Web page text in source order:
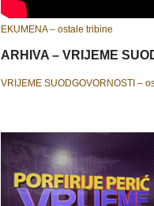
EKUMENA – ostale tribine
ARHIVA – VRIJEME
VRIJEME SUODGOVORNOSTI –